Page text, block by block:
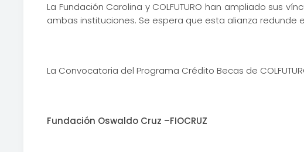
La Fundación Carolina y COLFUTURO han ampliado
ambas instituciones. Se espera que esta alianza
La Convocatoria del Programa Crédito Becas de
Fundación Oswaldo Cruz –FIOCRUZ